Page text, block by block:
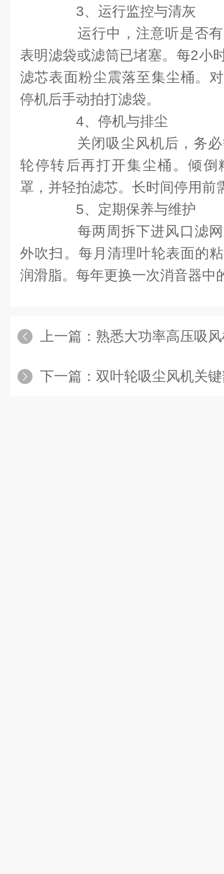
3、运行监控与清灰
运行中，注意听是否有
表明滤袋或滤筒已堵塞。每2小
滤芯表面粉尘震落至集尘桶。
停机后手动拍打滤袋。
4、停机与排尘
关闭吸尘风机后，务必
轮停转后再打开集尘桶。倾倒
罩，并轻拍滤芯。长时间停用前
5、定期保养与维护
每两周拆下进风口滤网
外吹扫。每月清理叶轮表面的
润滑脂。每年更换一次消音器中
上一篇： 熟悉大功率高压吸风机构件特
下一篇： 双叶轮吸尘风机关键部件协同